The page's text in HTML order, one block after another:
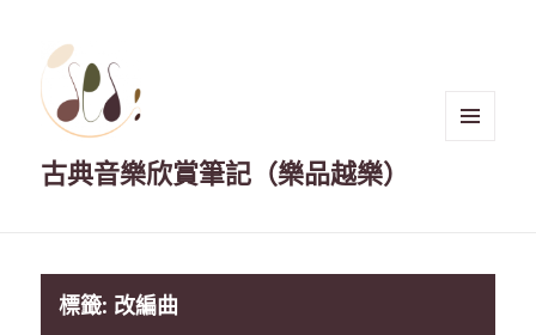
古典音樂欣賞筆記（樂品越樂）
標籤: 改編曲